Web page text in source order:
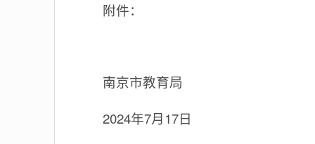
附件：
南京市教育局
2024年7月17日